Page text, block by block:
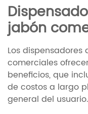
jabón
Los
comerciales
beneficios, que
de costos a largo
general del usuario.